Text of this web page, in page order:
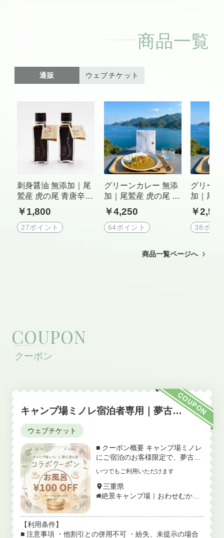
商品一覧
通販 ウェブチケット
刺身醤油 無添加｜尾
鷲産 虎の尾 青唐辛子
使用 たまり醤油 農園
直送 2本セット
￥1,800
27ポイント
グリーンカレー 無添
加｜尾鷲産 虎の尾 青
唐辛子使用 農園直送
本格スパイスカレー
5個セット
￥4,250
64ポイント
グリー
加｜尾
唐辛子
本格ス
個セット
￥
38ポイ
商品一覧ページへ
COUPON
キャンプ場ミノレ宿泊者専用｜夢古道
の湯100円OFFウェブチケット
ウェブチケット
■ クーポン概要 キャンプ場ミノレ
にご宿泊のお客様限定で、夢古道
の湯の入浴料金を100円割引いた
します。 自然の中でキャンプを楽
しんだ後は、海洋深層水の温泉で
ゆったりとおくつろぎください。
FF ■ ご利用条件 ・キャンプ場ミ
日〜チェックアウト日まで有効 ・
いつでもご利用いただけます
三重県
絶景キャンプ場｜おわせむかい
【利用条件】
■ 注意事項 ・他割引との併用不可 ・紛失、未提示の場合
COUPON